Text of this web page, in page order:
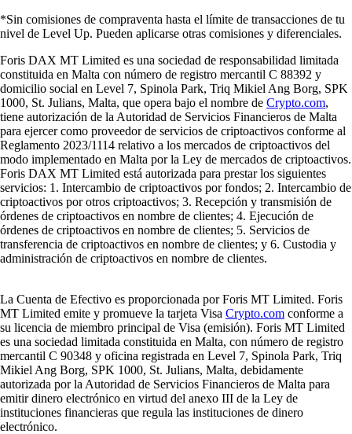
*Sin comisiones de compraventa hasta el límite de transacciones de tu
nivel de Level Up. Pueden aplicarse otras comisiones y diferenciales.
Foris DAX MT Limited es una sociedad de responsabilidad limitada
constituida en Malta con número de registro mercantil C 88392 y
domicilio social en Level 7, Spinola Park, Triq Mikiel Ang Borg, SPK
1000, St. Julians, Malta, que opera bajo el nombre de Crypto.com,
tiene autorización de la Autoridad de Servicios Financieros de Malta
para ejercer como proveedor de servicios de criptoactivos conforme al
Reglamento 2023/1114 relativo a los mercados de criptoactivos del
modo implementado en Malta por la Ley de mercados de criptoactivos.
Foris DAX MT Limited está autorizada para prestar los siguientes
servicios: 1. Intercambio de criptoactivos por fondos; 2. Intercambio de
criptoactivos por otros criptoactivos; 3. Recepción y transmisión de
órdenes de criptoactivos en nombre de clientes; 4. Ejecución de
órdenes de criptoactivos en nombre de clientes; 5. Servicios de
transferencia de criptoactivos en nombre de clientes; y 6. Custodia y
administración de criptoactivos en nombre de clientes.
La Cuenta de Efectivo es proporcionada por Foris MT Limited. Foris
MT Limited emite y promueve la tarjeta Visa Crypto.com conforme a
su licencia de miembro principal de Visa (emisión). Foris MT Limited
es una sociedad limitada constituida en Malta, con número de registro
mercantil C 90348 y oficina registrada en Level 7, Spinola Park, Triq
Mikiel Ang Borg, SPK 1000, St. Julians, Malta, debidamente
autorizada por la Autoridad de Servicios Financieros de Malta para
emitir dinero electrónico en virtud del anexo III de la Ley de
instituciones financieras que regula las instituciones de dinero
electrónico.